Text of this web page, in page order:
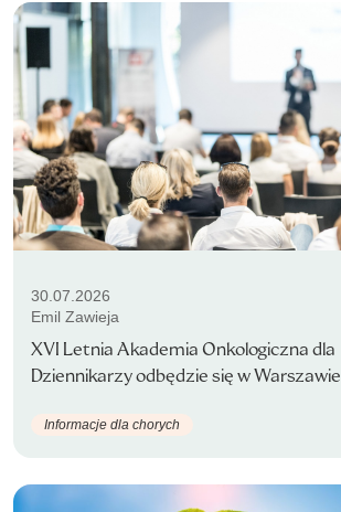
30.07.2026
Emil Zawieja
XVI Letnia Akademia Onkologiczna dla
Dziennikarzy odbędzie się w Warszawie
Informacje dla chorych